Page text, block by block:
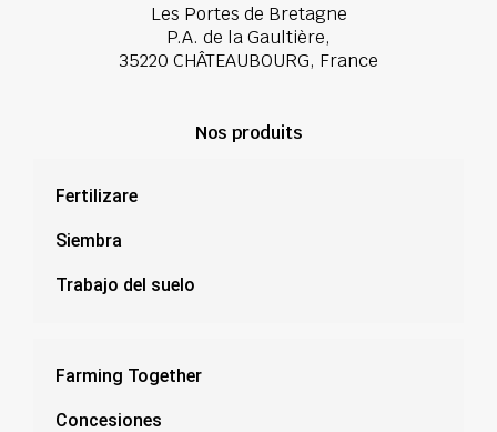
Les Portes de Bretagne
P.A. de la Gaultière,
35220 CHÂTEAUBOURG, France
Nos produits
Fertilizare
Siembra
Trabajo del suelo
Farming Together
Concesiones